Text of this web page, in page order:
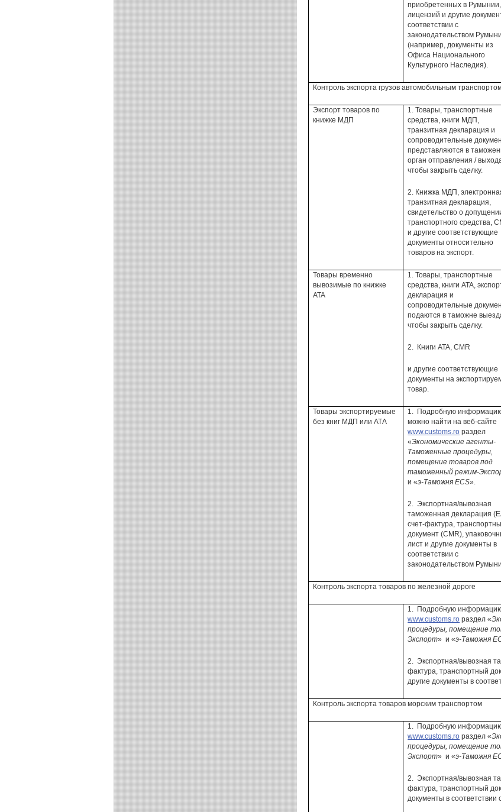
приобретенных в Румынии,
лицензий и другие
соответствии с
законодательством
(например, документы из
Офиса Национального
Культурного Наследия).
Контроль экспорта грузов автомобильным
Экспорт товаров по
книжке МДП
1.Товары, транспортные
средства,книги МДП ,
транзитная декларация и
сопроводительные
представляются в
орган отправления /
чтобы закрытьсделку.
2. Книжка МДП,
транзитная декларация,
свидетельство о
транспортного средства,
и другие соответствующие
документы относительно
товаров на экспорт.
Товары временно
вывозимые по книжке
ATA
1.Товары, транспортные
средства,книги ATA,
декларация и
сопроводительные
подаются в таможне
чтобы закрытьсделку.
2. Книги ATA,СМ R
и другие соответствующие
документы на
товар.
Товары экспортируемые
без книг МДП или АТА
1. Подробную
можно найти на веб-сайте
www.customs.ro раздел
«Экономические агенты-
Таможенные процедуры,
помещение товаров под
таможенный режим-
и «э-Таможня ECS».
2. Экспортная/вывозная
таможенная декларация
счет-фактура,
документ (CMR),
лист и другие документы в
соответствии с
законодательством
Контроль экспорта товаров по железной дороге
1. Подробную
www.customs.ro раздел «
процедуры, помещение
Экспорт» и «э-Таможня
2. Экспортная/вывозная
фактура, транспортный
другие документы в
Контроль экспорта товаров морским транспортом
1. Подробную
www.customs.ro раздел «
процедуры, помещение
Экспорт» и «э-Таможня
2. Экспортная/вывозная
фактура, транспортный
документы в